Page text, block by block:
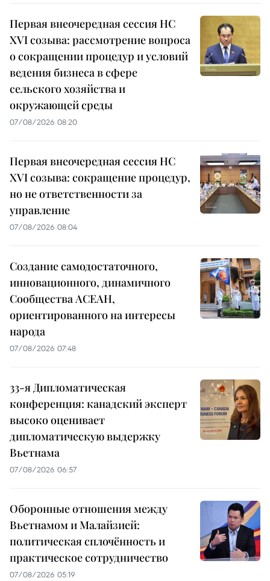
Первая внеочередная сессия НС
XVI созыва: рассмотрение вопроса
о сокращении процедур и условий
ведения бизнеса в сфере
сельского хозяйства и
окружающей среды
07/08/2026 08:20
Первая внеочередная сессия НС
XVI созыва: сокращение процедур,
но не ответственности за
управление
07/08/2026 08:04
Создание самодостаточного,
инновационного, динамичного
Сообщества АСЕАН,
ориентированного на интересы
народа
07/08/2026 07:48
33-я Дипломатическая
конференция: канадский эксперт
высоко оценивает
дипломатическую выдержку
Вьетнама
07/08/2026 06:57
Оборонные отношения между
Вьетнамом и Малайзией:
политическая сплочённость и
практическое сотрудничество
07/08/2026 05:19